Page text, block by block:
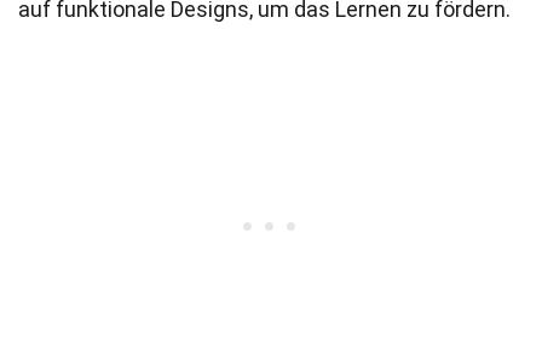
auf funktionale Designs, um das Lernen zu fördern.